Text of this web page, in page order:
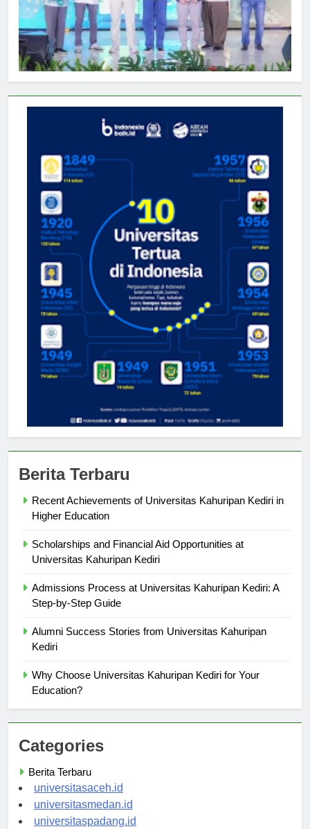
Berita Terbaru
Recent Achievements of Universitas Kahuripan Kediri in
Scholarships and Financial Aid Opportunities at
Admissions Process at Universitas Kahuripan Kediri: A
Alumni Success Stories from Universitas Kahuripan
Why Choose Universitas Kahuripan Kediri for Your
Categories
Berita Terbaru
universitasaceh.id
universitasmedan.id